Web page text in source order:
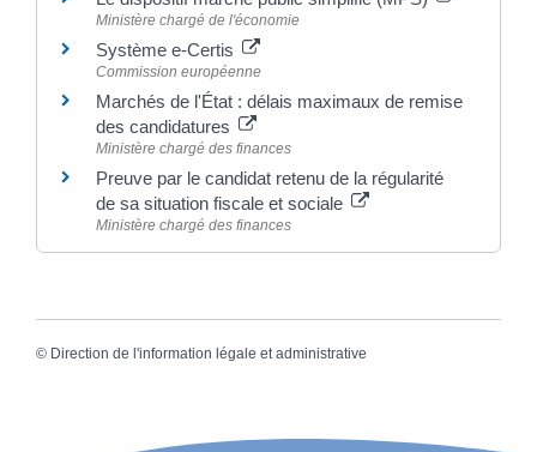
Ministère chargé de l'économie
Système e-Certis
Commission européenne
Marchés de l'État : délais maximaux de remise
des candidatures
Ministère chargé des finances
Preuve par le candidat retenu de la régularité
de sa situation fiscale et sociale
Ministère chargé des finances
© Direction de l'information légale et administrative